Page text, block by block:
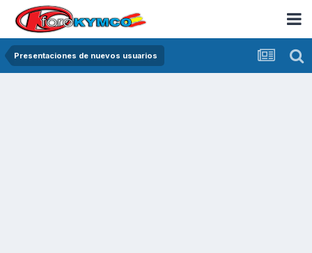
Presentaciones de nuevos usuarios